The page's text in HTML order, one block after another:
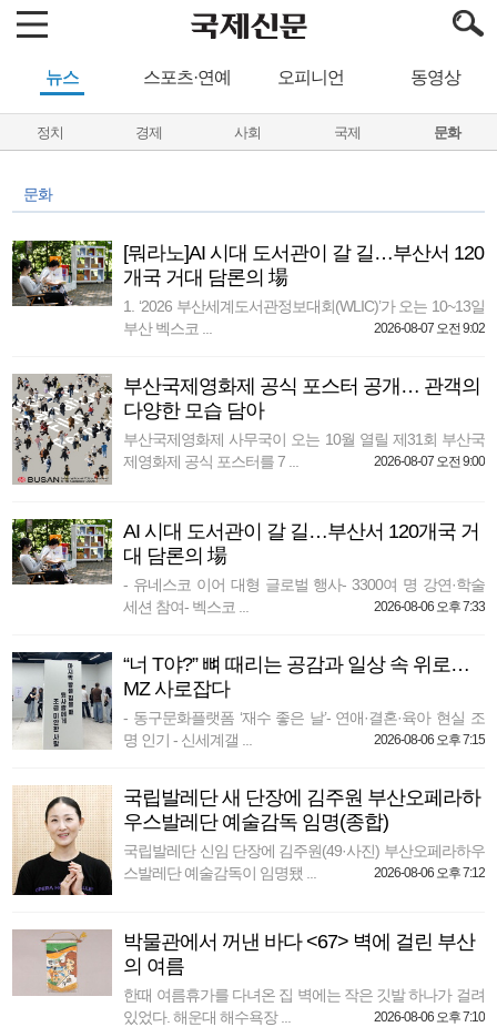
뉴스 스포츠·연예 오피니언 동영상
정치 경제 사회 국제 문화
문화
[뭐라노]AI 시대 도서관이 갈 길…부산서 120
개국 거대 담론의 場
1. ‘2026 부산세계도서관정보대회(WLIC)’가 오는 10~13일
부산 벡스코 ...
2026-08-07 오전 9:02
부산국제영화제 공식 포스터 공개… 관객의
다양한 모습 담아
부산국제영화제 사무국이 오는 10월 열릴 제31회 부산국
제영화제 공식 포스터를 7 ...
2026-08-07 오전 9:00
AI 시대 도서관이 갈 길…부산서 120개국 거
대 담론의 場
- 유네스코 이어 대형 글로벌 행사- 3300여 명 강연·학술
세션 참여- 벡스코 ...
2026-08-06 오후 7:33
“너 T야?” 뼈 때리는 공감과 일상 속 위로…
MZ 사로잡다
- 동구문화플랫폼 ‘재수 좋은 날’- 연애·결혼·육아 현실 조
명 인기 - 신세계갤 ...
2026-08-06 오후 7:15
국립발레단 새 단장에 김주원 부산오페라하
우스발레단 예술감독 임명(종합)
국립발레단 신임 단장에 김주원(49·사진) 부산오페라하우
스발레단 예술감독이 임명됐 ...
2026-08-06 오후 7:12
박물관에서 꺼낸 바다 <67> 벽에 걸린 부산
의 여름
한때 여름휴가를 다녀온 집 벽에는 작은 깃발 하나가 걸려
있었다. 해운대 해수욕장 ...
2026-08-06 오후 7:10